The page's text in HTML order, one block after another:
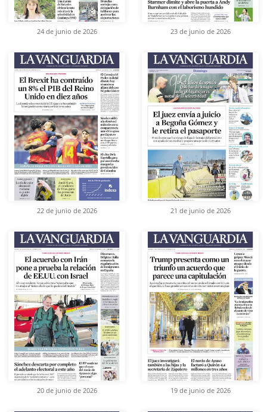
24 de junio de 2026 23 de junio de 2026
22 de junio de 2026 21 de junio de 2026
20 de junio de 2026 19 de junio de 2026